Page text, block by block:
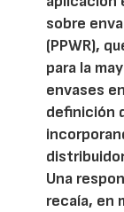
sobre
(PPWR),
para la
envases
definición
Una
recaía, en